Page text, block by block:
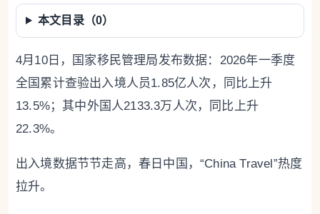
本文目录（0）
4月10日，国家移民管理局发布数据：2026年一季度
全国累计查验出入境人员1.85亿人次，同比上升
13.5%；其中外国人2133.3万人次，同比上升
22.3%。
出入境数据节节走高，春日中国，“China Travel”热度
拉升。